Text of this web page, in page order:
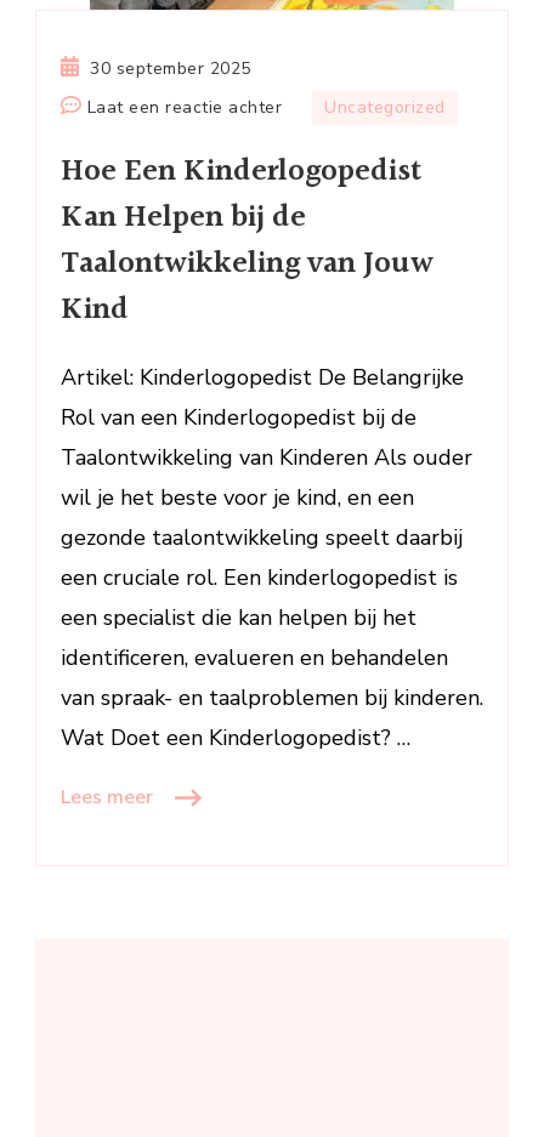
30 september 2025
Laat een reactie achterop
Een
Kinderlogopedist
Kan
Helpen
van
Jouw
Kind
Uncategorized
Hoe Een Kinderlogopedist
Kan Helpen bij de
Taalontwikkeling van Jouw
Kind
Artikel: Kinderlogopedist De Belangrijke
Rol van een Kinderlogopedist bij de
Taalontwikkeling van Kinderen Als ouder
wil je het beste voor je kind, en een
gezonde taalontwikkeling speelt daarbij
een cruciale rol. Een kinderlogopedist is
een specialist die kan helpen bij het
identificeren, evalueren en behandelen
van spraak- en taalproblemen bij kinderen.
Wat Doet een Kinderlogopedist? …
Lees meer